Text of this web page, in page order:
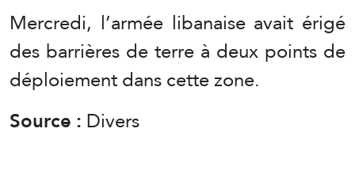
Mercredi, l’armée libanaise avait érigé
des barrières de terre à deux points de
déploiement dans cette zone.
Source :Divers